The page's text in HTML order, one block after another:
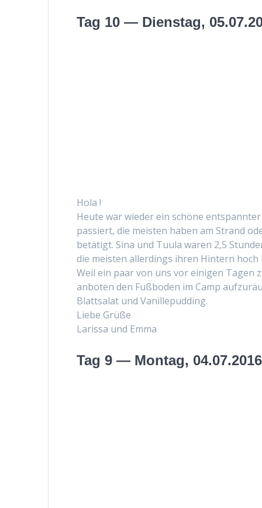
Tag 10 — Dienstag,
Hola !
Heute war wieder ein schöne
passiert, die meis­ten haben am Strand
betätigt. Sina und Tuu­la waren 2,5
die meis­ten allerd­ings ihren Hin­tern
Weil ein paar von uns vor eini­gen Tagen
anboten den Fuß­bo­den im Camp
Blattsalat und Vanillepudding.
Liebe Grüße
Laris­sa und Emma
Tag 9 — Montag, 04.07.2016